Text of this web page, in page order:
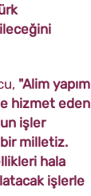
"Alim yapım
hizmet eden
işler
milletiz.
hala
işlerle